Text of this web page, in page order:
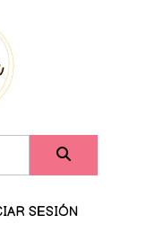
SESIÓN